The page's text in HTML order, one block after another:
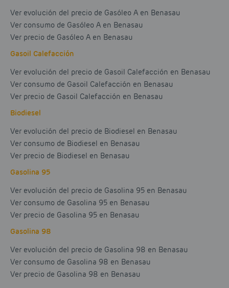
Ver evolución del precio de Gasóleo A en Benasau
Ver consumo de Gasóleo A en Benasau
Ver precio de Gasóleo A en Benasau
Gasoil Calefacción
Ver evolución del precio de Gasoil Calefacción en Benasau
Ver consumo de Gasoil Calefacción en Benasau
Ver precio de Gasoil Calefacción en Benasau
Biodiesel
Ver evolución del precio de Biodiesel en Benasau
Ver consumo de Biodiesel en Benasau
Ver precio de Biodiesel en Benasau
Gasolina 95
Ver evolución del precio de Gasolina 95 en Benasau
Ver consumo de Gasolina 95 en Benasau
Ver precio de Gasolina 95 en Benasau
Gasolina 98
Ver evolución del precio de Gasolina 98 en Benasau
Ver consumo de Gasolina 98 en Benasau
Ver precio de Gasolina 98 en Benasau